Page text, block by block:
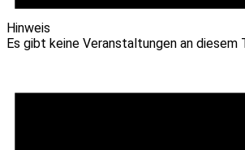
Hinweis
Es gibt keine Veranstaltungen an diesem